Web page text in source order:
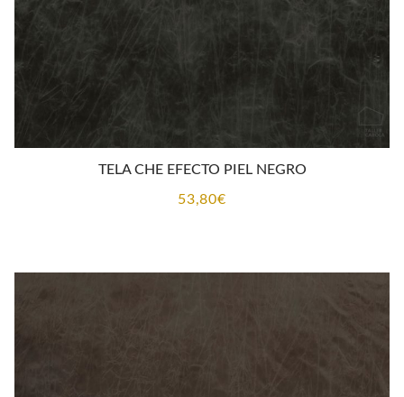
TELA CHE EFECTO PIEL NEGRO
53,80€